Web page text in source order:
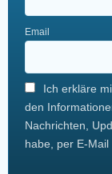
Email
Ich erkläre
den
Nachrichten,
habe, per E-Mail